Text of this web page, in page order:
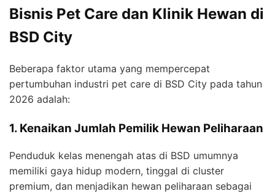
Bisnis Pet Care dan Klinik Hewan di
BSD City
Beberapa faktor utama yang mempercepat
pertumbuhan industri pet care di BSD City pada tahun
2026 adalah:
1. Kenaikan Jumlah Pemilik Hewan Peliharaan
Penduduk kelas menengah atas di BSD umumnya
memiliki gaya hidup modern, tinggal di cluster
premium, dan menjadikan hewan peliharaan sebagai